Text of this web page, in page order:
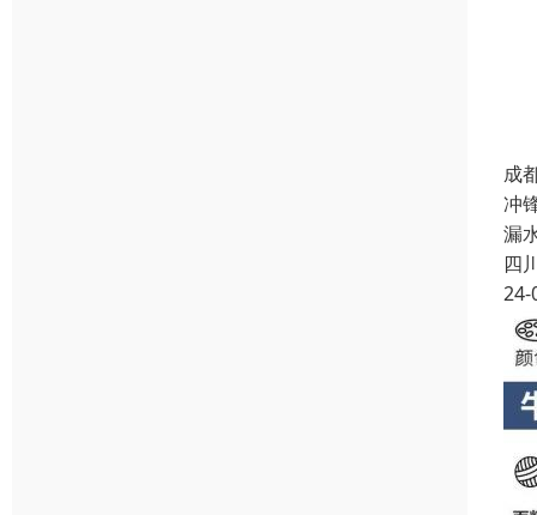
成
冲
漏
四
24-